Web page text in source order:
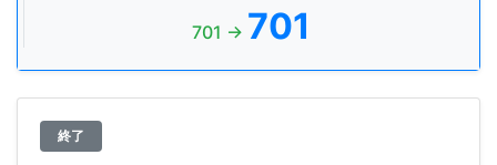
701 → 701
終了